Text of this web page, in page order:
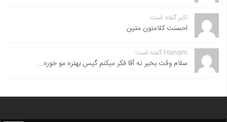
اکبر گفته است:
احسنت ‌کلامتون متین
Hanam گفته است:
سلام وقت بخیر نه آقا فکر میکنم گیس بهتره مو خوره...